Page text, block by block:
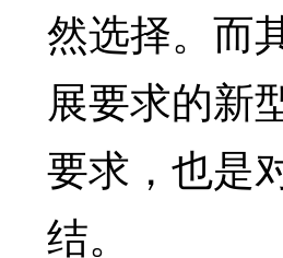
然选择。而
展要求的新
要求，也是
结。